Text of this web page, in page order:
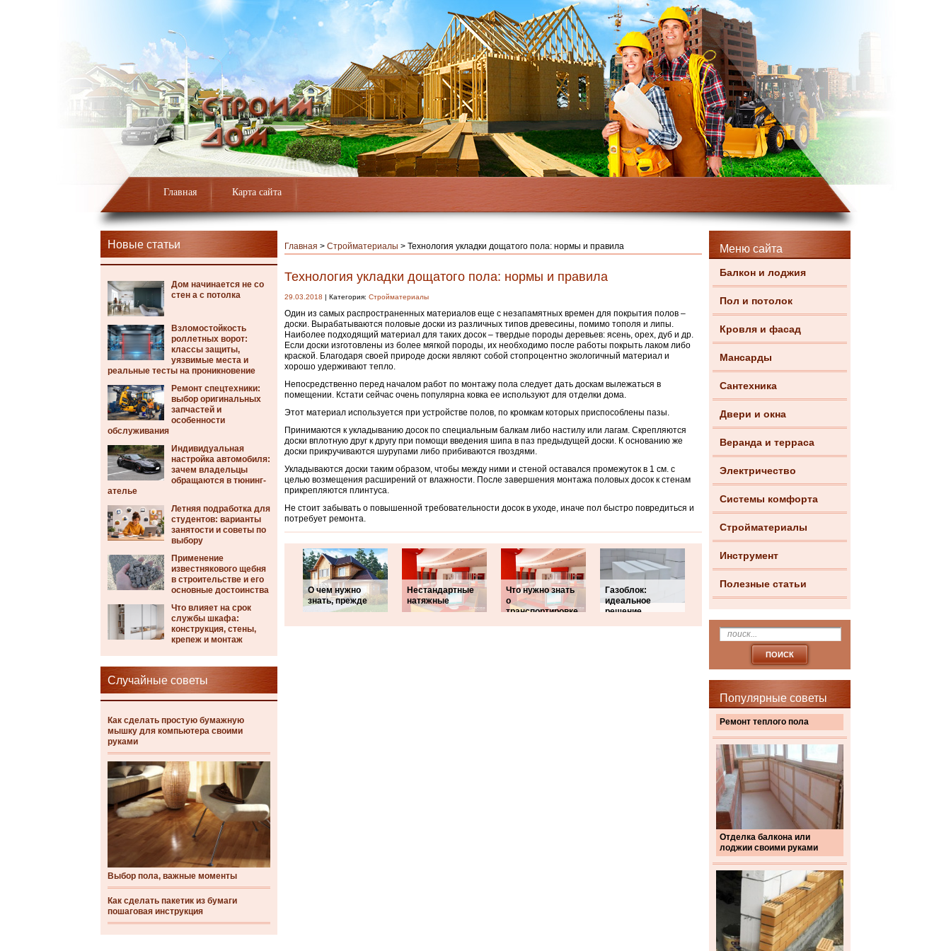
Главная Карта сайта
Новые статьи
Дом начинается не со
стен а с потолка
Взломостойкость
роллетных ворот:
классы защиты,
уязвимые места и
реальные тесты на проникновение
Ремонт спецтехники:
выбор оригинальных
запчастей и
особенности
обслуживания
Индивидуальная
настройка автомобиля:
зачем владельцы
обращаются в тюнинг-
ателье
Летняя подработка для
студентов: варианты
занятости и советы по
выбору
Применение
известнякового щебня
в строительстве и его
основные достоинства
Что влияет на срок
службы шкафа:
конструкция, стены,
крепеж и монтаж
Случайные советы
Как сделать простую бумажную
мышку для компьютера своими
руками
Выбор пола, важные моменты
Как сделать пакетик из бумаги
пошаговая инструкция
Меню сайта
Балкон и лоджия
Пол и потолок
Кровля и фасад
Мансарды
Сантехника
Двери и окна
Веранда и терраса
Электричество
Системы комфорта
Стройматериалы
Инструмент
Полезные статьи
Популярные советы
Ремонт теплого пола
Отделка балкона или
лоджии своими руками
Главная > Стройматериалы > Технология укладки дощатого пола: нормы и правила
Технология укладки дощатого пола: нормы и правила
29.03.2018 | Категория: Стройматериалы
Один из самых распространенных материалов еще с незапамятных времен для покрытия полов –
доски. Вырабатываются половые доски из различных типов древесины, помимо тополя и липы.
Наиболее подходящий материал для таких досок – твердые породы деревьев: ясень, орех, дуб и др.
Если доски изготовлены из более мягкой породы, их необходимо после работы покрыть лаком либо
краской. Благодаря своей природе доски являют собой стопроцентно экологичный материал и
хорошо удерживают тепло.
Непосредственно перед началом работ по монтажу пола следует дать доскам вылежаться в
помещении. Кстати сейчас очень популярна ковка ее используют для отделки дома.
Этот материал используется при устройстве полов, по кромкам которых приспособлены пазы.
Принимаются к укладыванию досок по специальным балкам либо настилу или лагам. Скрепляются
доски вплотную друг к другу при помощи введения шипа в паз предыдущей доски. К основанию же
доски прикручиваются шурупами либо прибиваются гвоздями.
Укладываются доски таким образом, чтобы между ними и стеной оставался промежуток в 1 см. с
целью возмещения расширений от влажности. После завершения монтажа половых досок к стенам
прикрепляются плинтуса.
Не стоит забывать о повышенной требовательности досок в уходе, иначе пол быстро повредиться и
потребует ремонта.
О чем нужно
знать, прежде
Нестандартные
натяжные
Что нужно знать
о
транспортировке
Газоблок:
идеальное
решение